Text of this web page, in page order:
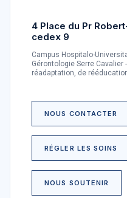
4 Place du Pr
cedex 9
Campus Hospitalo-
Gérontologie Serre Cavalier
réadaptation, de
NOUS CONTACTER
RÉGLER LES SOINS
NOUS SOUTENIR